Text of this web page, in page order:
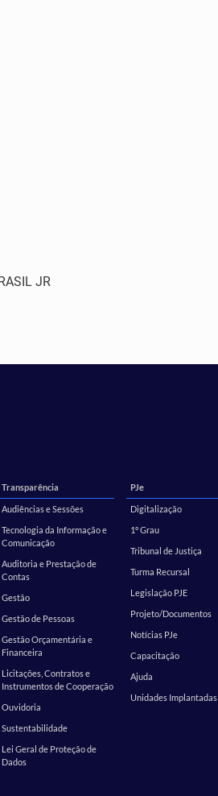
JR
Transparência
Audiências e Sessões
Tecnologia da Informação e
Comunicação
Auditoria e Prestação de
Contas
Gestão
Gestão de Pessoas
Gestão Orçamentária e
Financeira
Licitações, Contratos e
Instrumentos de Cooperação
Ouvidoria
Sustentabilidade
Lei Geral de Proteção de
Dados
PJe
Digitalização
1º Grau
Tribunal de Justiça
Turma Recursal
Legislação PJE
Projeto/Documentos
Notícias PJe
Capacitação
Ajuda
Unidades Implantadas